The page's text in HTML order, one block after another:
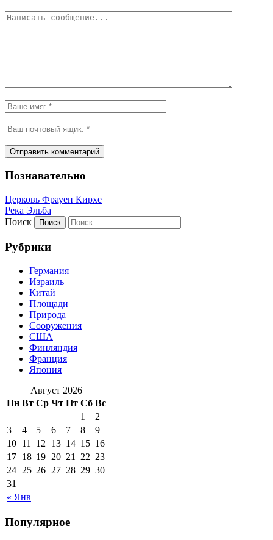
Познавательно
Церковь Фрауен Кирхе
Река Эльба
Поиск
Рубрики
Германия
Израиль
Китай
Площади
Природа
Сооружения
США
Финляндия
Франция
Япония
Август 2026
Пн Вт Ср Чт Пт Сб Вс
« Янв
1
2
3
4 5 6 7 8
9
10 11 12 13 14 15 16
17 18 19 20 21 22 23
24 25 26 27 28 29 30
31
Популярное